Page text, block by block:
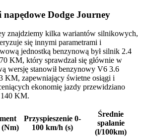
napędowe Dodge Journey
znajdziemy kilka wariantów silnikowych,
się innymi parametrami i
jednostką benzynową był silnik 2.4
KM, który sprawdzał się głównie w
wersję stanowił benzynowy V6 3.6
KM, zapewniający świetne osiągi i
ekonomię jazdy przewidziano
KM.
Przyspieszenie 0-
100 km/h (s)
Średnie
spalanie
(l/100km)